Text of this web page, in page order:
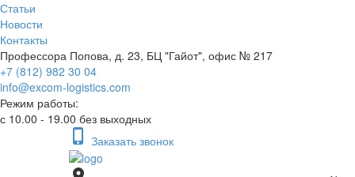
Статьи
Новости
Контакты
Профессора Попова, д. 23, БЦ "Гайот", офис № 217
+7 (812) 982 30 04
info@excom-logistics.com
Режим работы:
с 10.00 - 19.00 без выходных
phone_iphone Заказать звонок